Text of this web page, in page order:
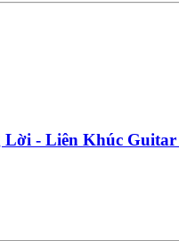
- Liên Khúc Guitar